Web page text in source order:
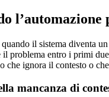
l’automazione
quando il sistema diventa
problema entro i primi
che ignora il contesto o
mancanza di